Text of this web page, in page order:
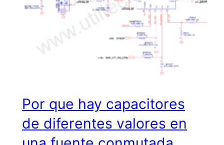
Por que hay capacitores
de diferentes valores en